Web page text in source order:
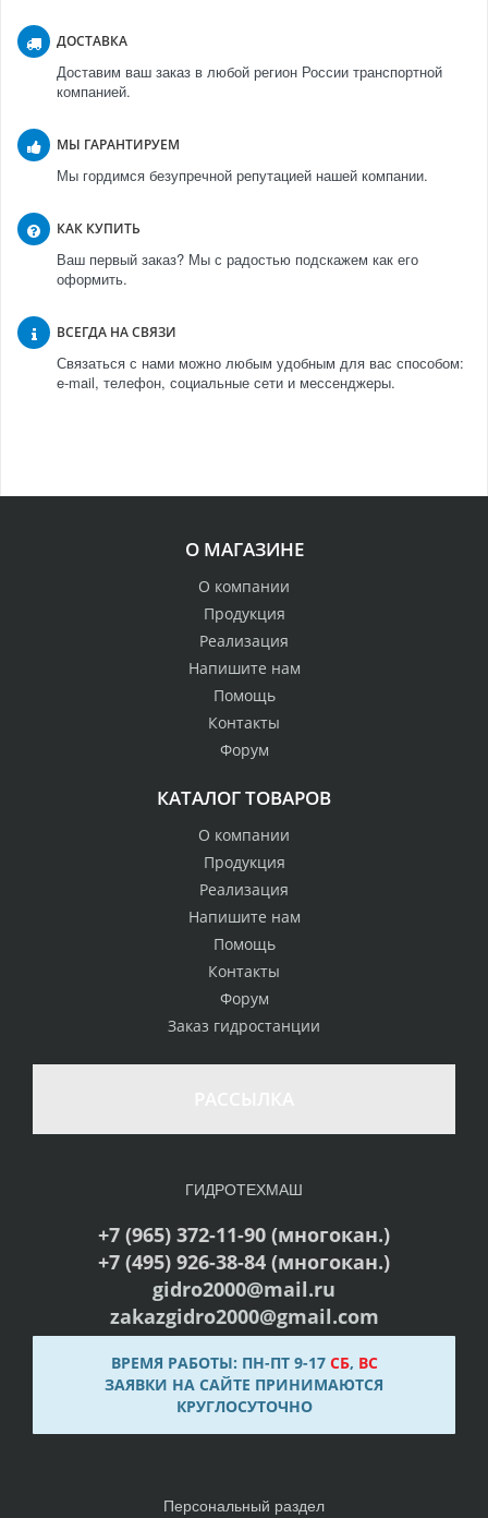
ДОСТАВКА
Доставим ваш заказ в любой регион России транспортной
компанией.
МЫ ГАРАНТИРУЕМ
Мы гордимся безупречной репутацией нашей компании.
КАК КУПИТЬ
Ваш первый заказ? Мы с радостью подскажем как его
оформить.
ВСЕГДА НА СВЯЗИ
Связаться с нами можно любым удобным для вас способом:
e-mail, телефон, социальные сети и мессенджеры.
О МАГАЗИНЕ
О компании
Продукция
Реализация
Напишите нам
Помощь
Контакты
Форум
КАТАЛОГ ТОВАРОВ
О компании
Продукция
Реализация
Напишите нам
Помощь
Контакты
Форум
Заказ гидростанции
ГИДРОТЕХМАШ
+7 (965) 372-11-90 (многокан.)
+7 (495) 926-38-84 (многокан.)
gidro2000@mail.ru
zakazgidro2000@gmail.com
ВРЕМЯ РАБОТЫ: ПН-ПТ 9-17 СБ, ВС
ЗАЯВКИ НА САЙТЕ ПРИНИМАЮТСЯ
КРУГЛОСУТОЧНО
Персональный раздел